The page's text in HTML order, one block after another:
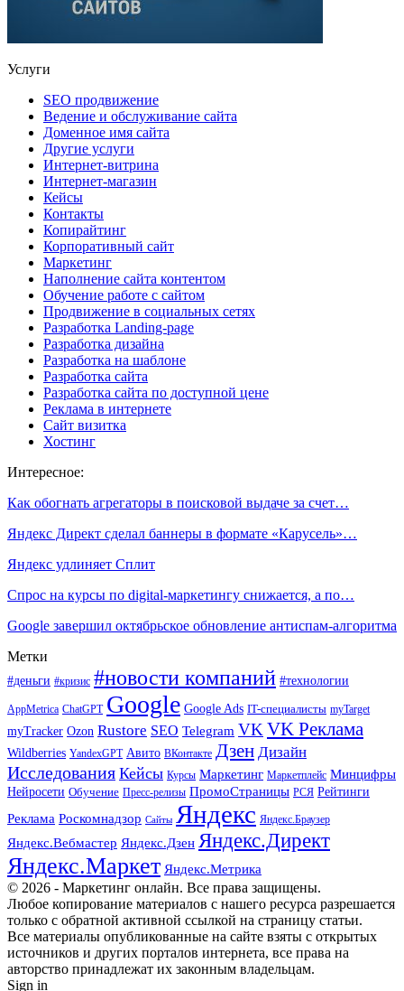
Услуги
SEO продвижение
Ведение и обслуживание сайта
Доменное имя сайта
Другие услуги
Интернет-витрина
Интернет-магазин
Кейсы
Контакты
Копирайтинг
Корпоративный сайт
Маркетинг
Наполнение сайта контентом
Обучение работе с сайтом
Продвижение в социальных сетях
Разработка Landing-page
Разработка дизайна
Разработка на шаблоне
Разработка сайта
Разработка сайта по доступной цене
Реклама в интернете
Сайт визитка
Хостинг
Интересное:
Как обогнать агрегаторы в поисковой выдаче за счет…
Яндекс Директ сделал баннеры в формате «Карусель»…
Яндекс удлиняет Сплит
Спрос на курсы по digital-маркетингу снижается, а по…
Google завершил октябрьское обновление антиспам-алгоритма
Метки
#деньги #кризис #новости компаний #технологии
AppMetrica ChatGPT Google Google Ads IT-специалисты myTarget
myTracker Ozon Rustore SEO Telegram VK VK Реклама
Wildberries YandexGPT Авито ВКонтакте Дзен Дизайн
Исследования Кейсы Курсы Маркетинг Маркетплейс Минцифры
Нейросети Обучение Пресс-релизы ПромоСтраницы РСЯ Рейтинги
Реклама Роскомнадзор Сайты Яндекс Яндекс.Браузер
Яндекс.Вебмастер Яндекс.Дзен Яндекс.Директ
Яндекс.Маркет Яндекс.Метрика
© 2026 - Маркетинг онлайн. Все права защищены.
Любое копирование материалов с нашего ресурса разрешается
только с обратной активной ссылкой на страницу статьи.
Все материалы опубликованные на сайте взяты с открытых
источников и других порталов интернета, все права на
авторство принадлежат их законным владельцам.
Sign in